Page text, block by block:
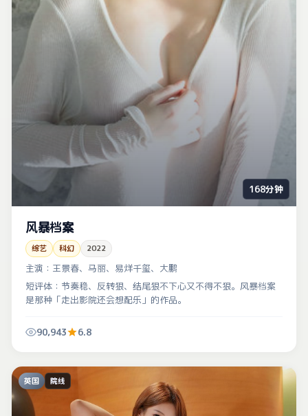
168分钟
风暴档案
综艺 科幻 2022
主演： 王景春、马丽、易烊千玺、大鹏
短评体：节奏稳、反转狠、结尾狠不下心又不得不狠。风暴档案
是那种「走出影院还会想配乐」的作品。
90,943 6.8
英国 院线